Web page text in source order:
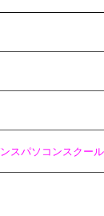
スパソコンスクー